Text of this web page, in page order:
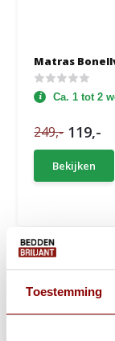
Toestemming
Matras
Ca. 1 tot 2
249,- 119,-
Bekijken